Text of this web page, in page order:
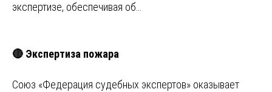
экспертизе, обеспечивая об…
🔴 Экспертиза пожара
Союз «Федерация судебных экспертов» оказывает